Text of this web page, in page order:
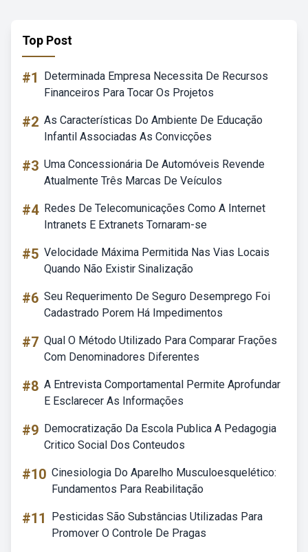
Top Post
#1
Determinada Empresa Necessita De Recursos
Financeiros Para Tocar Os Projetos
#2 As Características Do Ambiente De Educação
Infantil Associadas As Convicções
#3 Uma Concessionária De Automóveis Revende
Atualmente Três Marcas De Veículos
#4 Redes De Telecomunicações Como A Internet
Intranets E Extranets Tornaram-se
#5 Velocidade Máxima Permitida Nas Vias Locais
Quando Não Existir Sinalização
#6 Seu Requerimento De Seguro Desemprego Foi
Cadastrado Porem Há Impedimentos
#7 Qual O Método Utilizado Para Comparar Frações
Com Denominadores Diferentes
#8 A Entrevista Comportamental Permite Aprofundar
E Esclarecer As Informações
#9 Democratização Da Escola Publica A Pedagogia
Critico Social Dos Conteudos
#10 Cinesiologia Do Aparelho Musculoesquelético:
Fundamentos Para Reabilitação
#11
Pesticidas São Substâncias Utilizadas Para
Promover O Controle De Pragas